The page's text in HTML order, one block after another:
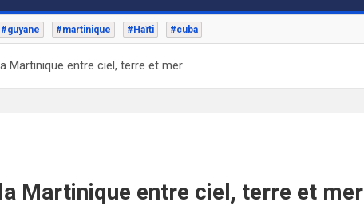
#guyane #martinique #Haïti #cuba
Martinique entre ciel, terre et mer
Martinique entre ciel, terre et mer